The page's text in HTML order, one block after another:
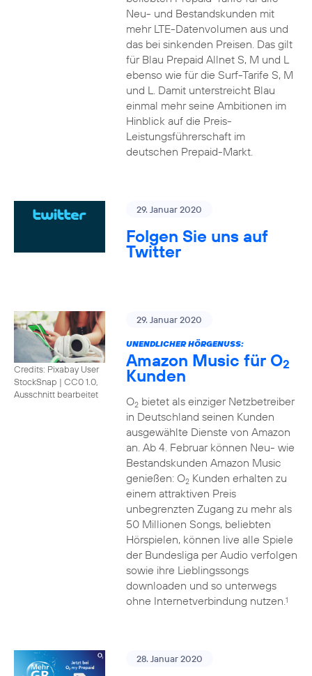
Neu- und Bestandskunden mit
mehr LTE-Datenvolumen aus und
das bei sinkenden Preisen. Das gilt
für Blau Prepaid Allnet S, M und L
ebenso wie für die Surf-Tarife S, M
und L. Damit unterstreicht Blau
einmal mehr seine Ambitionen im
Hinblick auf die Preis-
Leistungsführerschaft im
deutschen Prepaid-Markt.
29. Januar 2020
Folgen Sie uns auf
Twitter
Credits: Pixabay User
StockSnap | CC0 1.0,
Ausschnitt bearbeitet
29. Januar 2020
UNENDLICHER HÖRGENUSS:
Amazon Music für O2
Kunden
O2bietet als einziger Netzbetreiber
in Deutschland seinen Kunden
ausgewählte Dienste von Amazon
an. Ab 4. Februar können Neu- wie
Bestandskunden Amazon Music
genießen: O2Kunden erhalten zu
einem attraktiven Preis
unbegrenzten Zugang zu mehr als
50 Millionen Songs, beliebten
Hörspielen, können live alle Spiele
der Bundesliga per Audio verfolgen
sowie ihre Lieblingssongs
downloaden und so unterwegs
ohne Internetverbindung nutzen.1
28. Januar 2020